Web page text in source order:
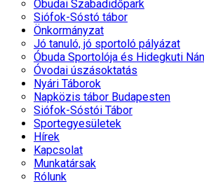
Óbudai Szabadidőpark
Siófok-Sóstó tábor
Önkormányzat
Jó tanuló, jó sportoló pályázat
Óbuda Sportolója és Hidegkuti
Óvodai úszásoktatás
Nyári Táborok
Napközis tábor Budapesten
Siófok-Sóstói Tábor
Sportegyesületek
Hírek
Kapcsolat
Munkatársak
Rólunk